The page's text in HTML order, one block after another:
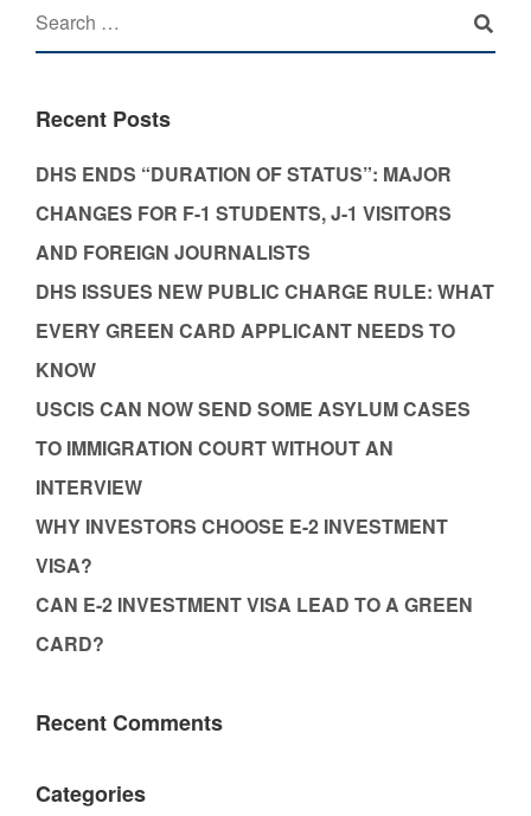
Recent Posts
DHS ENDS “DURATION OF STATUS”: MAJOR
CHANGES FOR F-1 STUDENTS, J-1 VISITORS
AND FOREIGN JOURNALISTS
DHS ISSUES NEW PUBLIC CHARGE RULE: WHAT
EVERY GREEN CARD APPLICANT NEEDS TO
KNOW
USCIS CAN NOW SEND SOME ASYLUM CASES
TO IMMIGRATION COURT WITHOUT AN
INTERVIEW
WHY INVESTORS CHOOSE E-2 INVESTMENT
VISA?
CAN E-2 INVESTMENT VISA LEAD TO A GREEN
CARD?
Recent Comments
Categories